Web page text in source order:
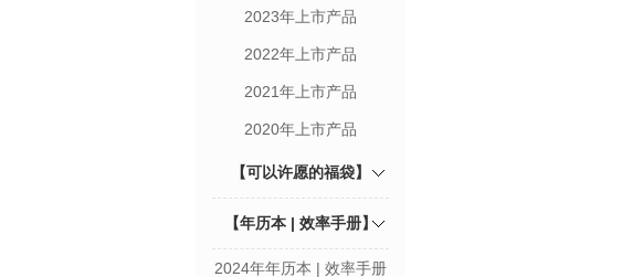
2023年上市产品
2022年上市产品
2021年上市产品
2020年上市产品
【可以许愿的福袋】
【年历本 | 效率手册】
2024年年历本 | 效率手册